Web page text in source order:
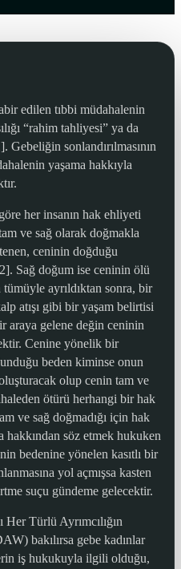
edilen tıbbi müdahalenin
“rahim tahliyesi” ya da
Gebeliğin sonlandırılmasının
yaşama hakkıyla
her insanın hak ehliyeti
ve sağ olarak doğmakla
ceninin doğduğu
Sağ doğum ise ceninin ölü
ayrıldıktan sonra, bir
atışı gibi bir yaşam belirtisi
araya gelene değin ceninin
Cenine yönelik bir
beden kiminse onun
olup cenin tam ve
ötürü herhangi bir hak
ve sağ doğmadığı için hak
söz etmek hukuken
bedenine yönelen kasıtlı bir
yol açmışsa kasten
suçu gündeme gelecektir.
Türlü Ayrımcılığın
bakılırsa gebe kadınlar
iş hukukuyla ilgili olduğu,